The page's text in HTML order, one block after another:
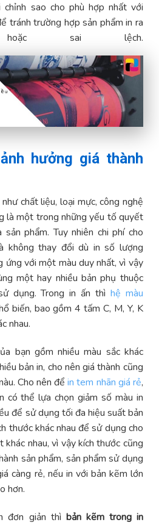
sao cho phù hợp nhất với
tránh trường hợp sản phẩm in ra
sai lệch.
hưởng giá thành
chất liệu, loại mực, công nghệ
là một trong những yếu tố quyết
phẩm. Tuy nhiên chi phí cho
không thay đổi dù in số lượng
ứng với một màu duy nhất, vì vậy
một hay nhiều bản phụ thuộc
dụng. Trong in ấn thì hệ màu
biến, bao gồm 4 tấm C, M, Y, K
nhau.
bạn gồm nhiều màu sắc khác
bản in, cho nên giá thành cũng
Cho nên đểin tem nhãn giá rẻ,
có thể lựa chọn giảm số màu in
để sử dụng tối đa hiệu suất bản
thước khác nhau để sử dụng cho
nhau, vì vậy kích thước cũng
sản phẩm, sản phẩm sử dụng
càng rẻ, nếu in với bản kẽm lớn
hơn.
đơn giản thì bản kẽm trong in